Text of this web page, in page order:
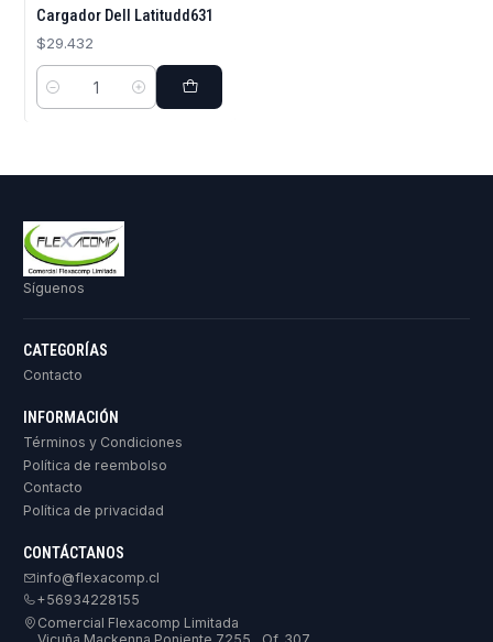
Cargador Dell Latitudd631
$29.432
Cantidad
Síguenos
CATEGORÍAS
Contacto
INFORMACIÓN
Términos y Condiciones
Política de reembolso
Contacto
Política de privacidad
CONTÁCTANOS
info@flexacomp.cl
+56934228155
Comercial Flexacomp Limitada